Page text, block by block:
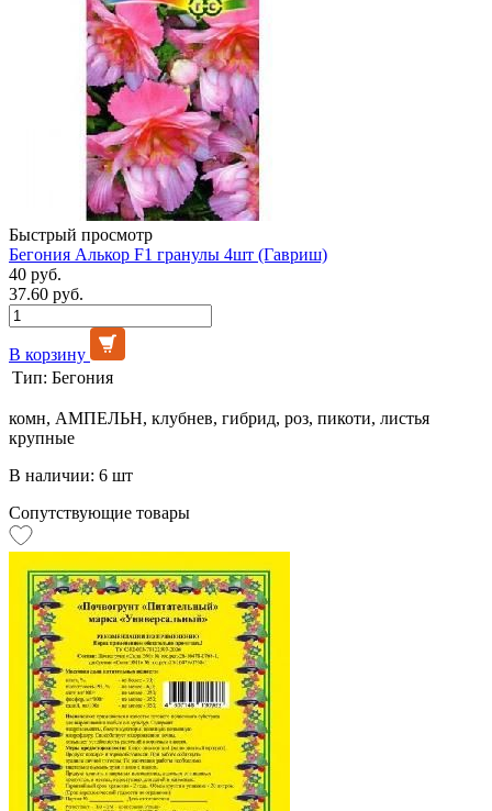
Быстрый просмотр
Бегония Алькор F1 гранулы 4шт (Гавриш)
40 руб.
37.60 руб.
В корзину
Тип: Бегония
комн, АМПЕЛЬН, клубнев, гибрид, роз, пикоти, листья
крупные
В наличии: 6 шт
Сопутствующие товары